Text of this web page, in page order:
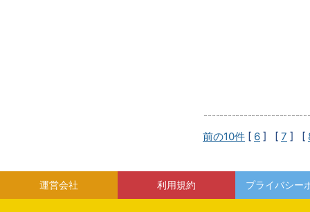
前の10件 [ 6 ] [ 7 ] [
運営会社 利用規約 プライバシー